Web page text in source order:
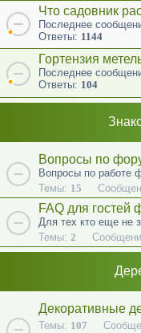
Что садовник
Последнее
Ответы: 1144
Гортензия
Последнее
Ответы: 104
Вопросы по
Вопросы по работе
Темы: 15
FAQ для гостей
Для тех кто еще не
Темы: 2
Декоративные
Темы: 107